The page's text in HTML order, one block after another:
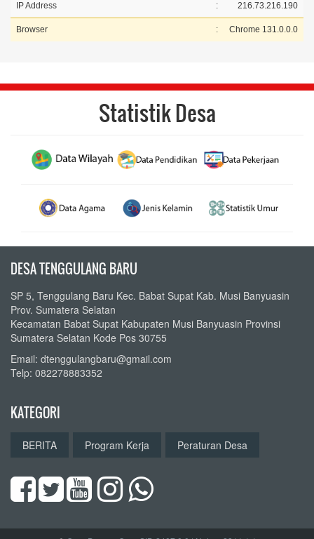
IP Address : 216.73.216.190
Browser : Chrome 131.0.0.0
Statistik Desa
DESA TENGGULANG BARU
SP 5, Tenggulang Baru Kec. Babat Supat Kab. Musi Banyuasin
Prov. Sumatera Selatan
Kecamatan Babat Supat Kabupaten Musi Banyuasin Provinsi
Sumatera Selatan Kode Pos 30755
Email: dtenggulangbaru@gmail.com
Telp: 082278883352
KATEGORI
BERITA Program Kerja Peraturan Desa